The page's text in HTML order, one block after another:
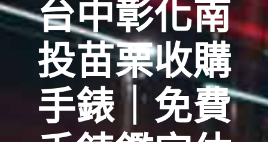
台中彰化南
投苗栗收購
手錶｜免費